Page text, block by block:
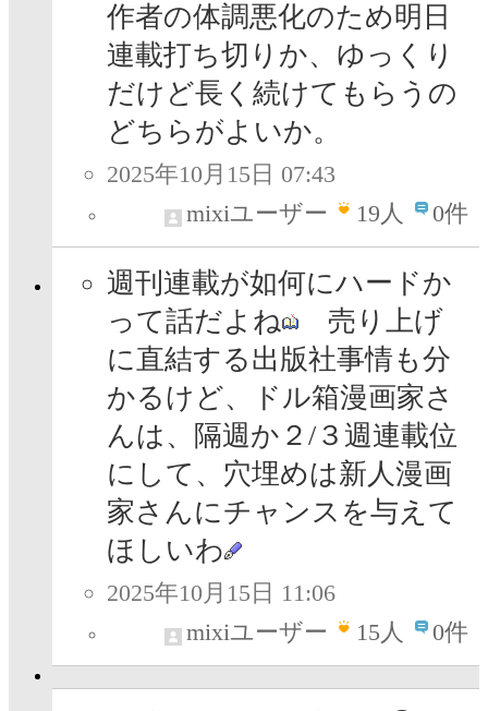
作者の体調悪化のため明日
連載打ち切りか、ゆっくり
だけど長く続けてもらうの
どちらがよいか。
2025年10月15日 07:43
mixiユーザー
19人 0件
週刊連載が如何にハードか
って話だよね
売り上げ
に直結する出版社事情も分
かるけど、ドル箱漫画家さ
んは、隔週か２/３週連載位
にして、穴埋めは新人漫画
家さんにチャンスを与えて
ほしいわ
2025年10月15日 11:06
mixiユーザー
15人 0件